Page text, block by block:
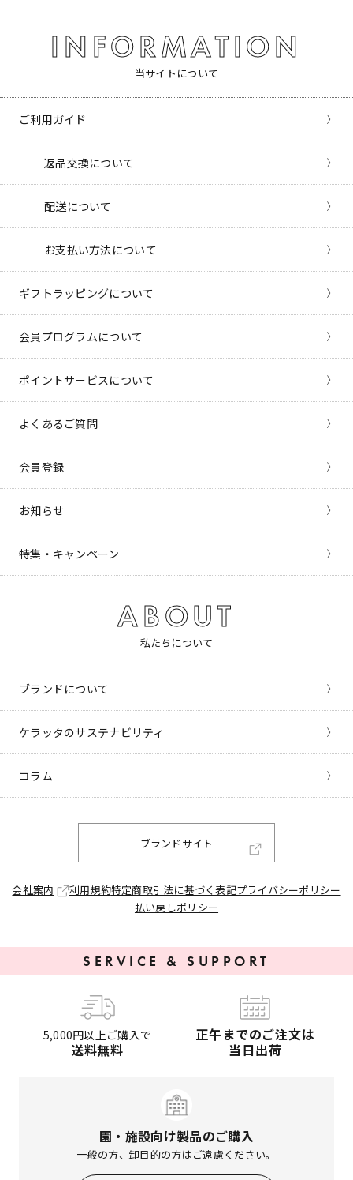
INFORMATION
当サイトについて
ご利用ガイド
返品交換について
配送について
お支払い方法について
ギフトラッピングについて
会員プログラムについて
ポイントサービスについて
よくあるご質問
会員登録
お知らせ
特集・キャンペーン
ABOUT
私たちについて
ブランドについて
ケラッタのサステナビリティ
コラム
ブランドサイト
会社案内 利用規約特定商取引法に基づく表記プライバシーポリシー
払い戻しポリシー
SERVICE & SUPPORT
5,000円以上ご購入で
送料無料
正午までのご注文は
当日出荷
園・施設向け製品のご購入
一般の方、卸目的の方はご遠慮ください。